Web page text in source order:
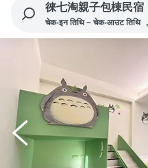
徠七淘親子包棟民宿
चेक-इन तिथि ~ चेक-आउट तिथि